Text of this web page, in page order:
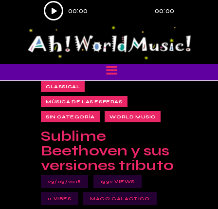
Reproductor
de
audio
00:00 00:00
CLASSICAL
MÚSICA DE LAS ESFERAS
SIN CATEGORÍA WORLD MUSIC
Sublime
Beethoven y sus
versiones tributo
23/03/2018 1332 VIEWS
0 VIBES MAGO GALACTICO